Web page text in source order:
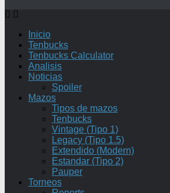
Inicio
Tenbucks
Tenbucks Calculator
Analisis
Noticias
Spoiler
Mazos
Tipos de mazos
Tenbucks
Vintage (Tipo 1)
Legacy (Tipo 1.5)
Extendido (Modern)
Estandar (Tipo 2)
Pauper
Torneos